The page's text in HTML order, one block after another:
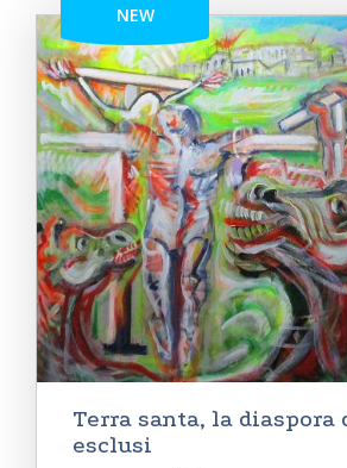
NEW
Terra santa, la diaspora
esclusi